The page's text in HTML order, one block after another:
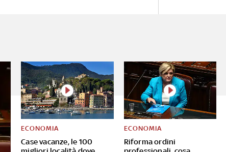
Case vacanze, le 100
ECONOMIA
Riforma ordini
ECONOMIA